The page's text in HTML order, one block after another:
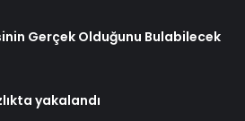
Gerçek Olduğunu Bulabilecek
yakalandı